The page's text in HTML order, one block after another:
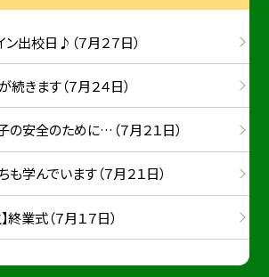
出校日♪（７月２７日）
きます（７月２４日）
安全のために…（７月２１日）
学んでいます（７月２１日）
業式（７月１７日）